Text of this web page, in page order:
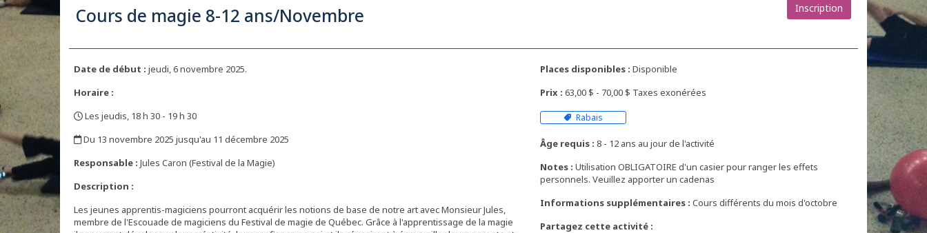
Cours de magie 8-12 ans/Novembre Inscription
Date de début : jeudi, 6 novembre 2025.
Horaire :
Les jeudis, 18 h 30 - 19 h 30
Du 13 novembre 2025 jusqu'au 11 décembre 2025
Responsable : Jules Caron (Festival de la Magie)
Description :
Les jeunes apprentis-magiciens pourront acquérir les notions de base de notre art avec Monsieur Jules,
membre de l'Escouade de magiciens du Festival de magie de Québec. Grâce à l'apprentissage de la magie
Places disponibles : Disponible
Prix : 63,00 $ - 70,00 $ Taxes exonérées
Rabais
Âge requis : 8 - 12 ans au jour de l'activité
Notes : Utilisation OBLIGATOIRE d'un casier pour ranger les effets
personnels. Veuillez apporter un cadenas
Informations supplémentaires : Cours différents du mois d'octobre
Partagez cette activité :